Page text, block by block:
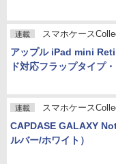
連載 スマホケース
アップル iPad mini
ド対応フラップタイプ
連載 スマホケース
CAPDASE GALAXY
ルバー/ホワイト）